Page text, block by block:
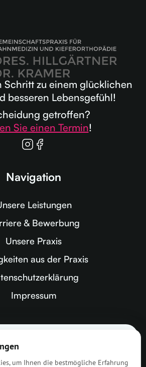
Schritt zu einem glücklichen
besseren Lebensgefühl!
getroffen?
Sie einen Termin!
Navigation
Leistungen
& Bewerbung
Unsere Praxis
aus der Praxis
Impressum
Greven
&
um Ihnen die bestmögliche Erfahrung